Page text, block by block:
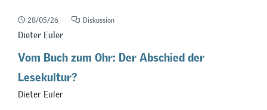
28/05/26 Diskussion
Dieter Euler
Vom Buch zum Ohr: Der Abschied der
Lesekultur?
Dieter Euler